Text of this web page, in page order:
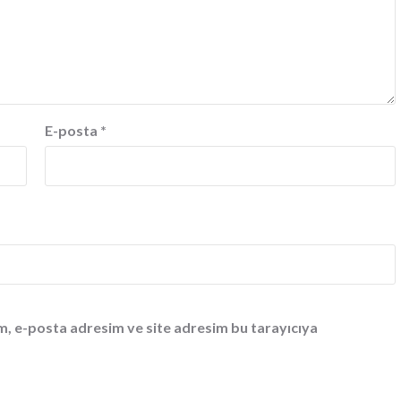
E-posta *
e-posta adresim ve site adresim bu tarayıcıya